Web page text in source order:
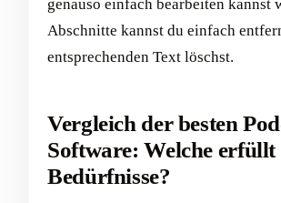
genauso einfach bearbeiten kannst
Abschnitte kannst du einfach
entsprechenden Text löschst.
Vergleich der besten
Software: Welche
Bedürfnisse?